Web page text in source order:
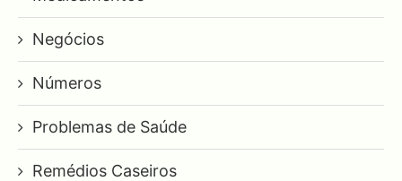
Negócios
Números
Problemas de Saúde
Remédios Caseiros